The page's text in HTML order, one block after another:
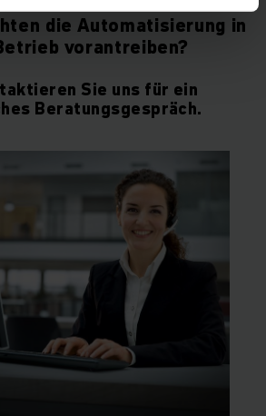
die Automatisierung in
vorantreiben?
Sie uns für ein
Beratungsgespräch.